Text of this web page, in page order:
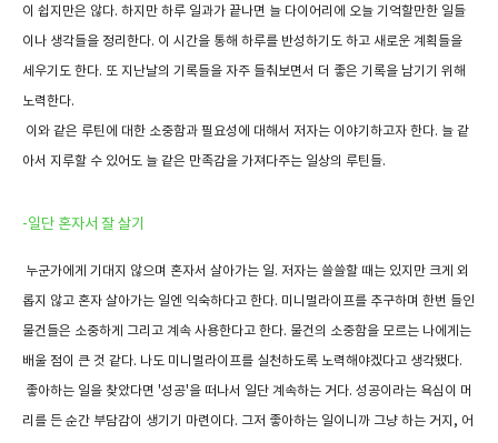
이 쉽지만은 않다. 하지만 하루 일과가 끝나면 늘 다이어리에 오늘 기억할만한 일들
이나 생각들을 정리한다. 이 시간을 통해 하루를 반성하기도 하고 새로운 계획들을
세우기도 한다. 또 지난날의 기록들을 자주 들춰보면서 더 좋은 기록을 남기기 위해
노력한다.
이와 같은 루틴에 대한 소중함과 필요성에 대해서 저자는 이야기하고자 한다. 늘 같
아서 지루할 수 있어도 늘 같은 만족감을 가져다주는 일상의 루틴들.
-일단 혼자서 잘 살기
누군가에게 기대지 않으며 혼자서 살아가는 일. 저자는 쓸쓸할 때는 있지만 크게 외
롭지 않고 혼자 살아가는 일엔 익숙하다고 한다. 미니멀라이프를 추구하며 한번 들인
물건들은 소중하게 그리고 계속 사용한다고 한다. 물건의 소중함을 모르는 나에게는
배울 점이 큰 것 같다. 나도 미니멀라이프를 실천하도록 노력해야겠다고 생각됐다.
좋아하는 일을 찾았다면 '성공'을 떠나서 일단 계속하는 거다. 성공이라는 욕심이 머
리를 든 순간 부담감이 생기기 마련이다. 그저 좋아하는 일이니까 그냥 하는 거지, 어